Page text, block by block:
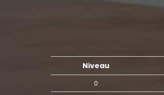
Niveau
0